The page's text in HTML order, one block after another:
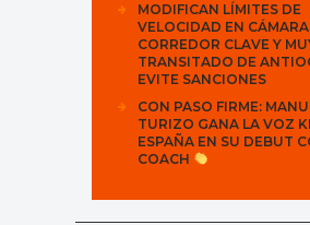
MODIFICAN LÍMITES DE
VELOCIDAD EN
CORREDOR CLAVE Y
TRANSITADO DE
EVITE SANCIONES
CON PASO FIRME:
TURIZO GANA LA VOZ
ESPAÑA EN SU DEBUT
COACH